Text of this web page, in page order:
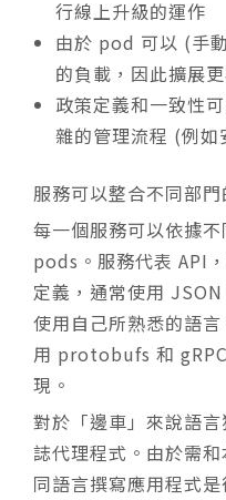
行線上升級的運作
由於 pod 可以 (手
的負載，因此擴展
政策定義和一致性
雜的管理流程 (例如
服務可以整合不同部
每一個服務可以依據
pods。服務代表 API
定義，通常使用
使用自己所熟悉的語
用 protobufs 和
現。
對於「邊車」來說語
誌代理程式。由於需
同語言撰寫應用程式